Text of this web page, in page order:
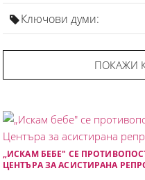
Ключови думи:
ПОКАЖИ
„ИСКАМ БЕБЕ" СЕ
ЦЕНТЪРА ЗА АСИСТИРАНА